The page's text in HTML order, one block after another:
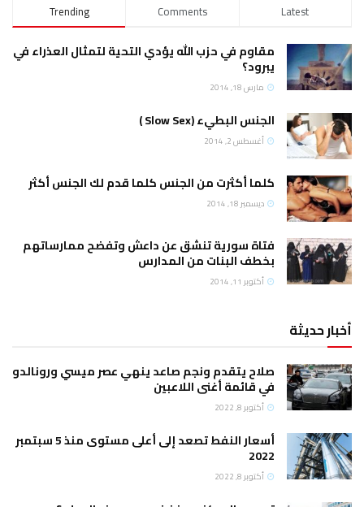
Trending Comments Latest
مقاوم في حزب الله يؤدي التحية لتمثال العذراء في
يبرود؟
مارس 18, 2014
الجنس البطيء (Slow Sex )
أغسطس 2, 2014
كلما أكثرت من الجنس كلما قدم لك الجنس أكثر
ديسمبر 18, 2014
فتاة سورية تنشق عن داعش وتفضح ممارساتهم
بخطف البنات من المدارس
أكتوبر 11, 2014
أخبار حديثة
صلاح يتقدم ونجم صاعد ينهي عصر ميسي ورونالدو
في قائمة أغنى اللاعبين
أكتوبر 8, 2022
أسعار النفط تصعد إلى أعلى مستوى منذ 5 سبتمبر
2022
أكتوبر 8, 2022